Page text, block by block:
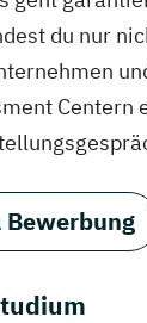
du nur
Bewerbung